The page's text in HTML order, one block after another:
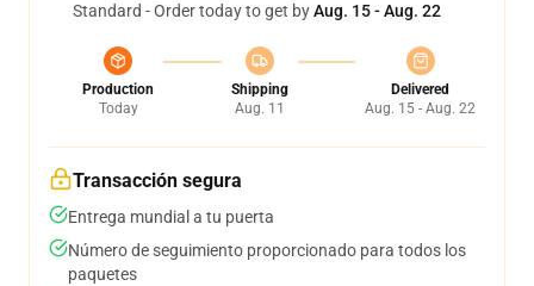
Standard - Order today to get byAug. 15 - Aug. 22
Production
Today
Shipping
Aug. 11
Delivered
Aug. 15 - Aug. 22
Transacción segura
Entrega mundial a tu puerta
Número de seguimiento proporcionado para todos los
paquetes